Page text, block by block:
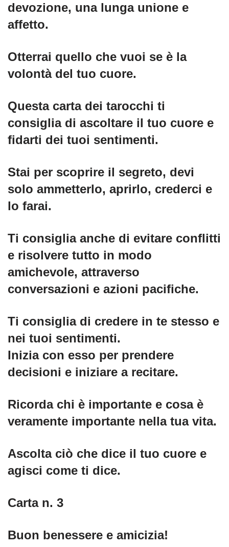
devozione, una lunga unione e
affetto.
Otterrai quello che vuoi se è la
volontà del tuo cuore.
Questa carta dei tarocchi ti
consiglia di ascoltare il tuo cuore e
fidarti dei tuoi sentimenti.
Stai per scoprire il segreto, devi
solo ammetterlo, aprirlo, crederci e
lo farai.
Ti consiglia anche di evitare conflitti
e risolvere tutto in modo
amichevole, attraverso
conversazioni e azioni pacifiche.
Ti consiglia di credere in te stesso e
nei tuoi sentimenti.
Inizia con esso per prendere
decisioni e iniziare a recitare.
Ricorda chi è importante e cosa è
veramente importante nella tua vita.
Ascolta ciò che dice il tuo cuore e
agisci come ti dice.
Carta n. 3
Buon benessere e amicizia!